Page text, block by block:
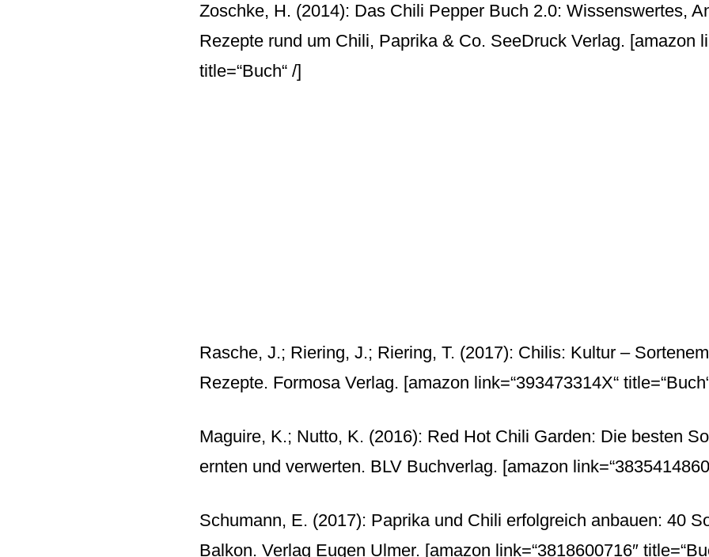
Zoschke, H. (2014): Das Chili Pepper Buch 2.0: Wissenswertes,
Rezepte rund um Chili, Paprika & Co. SeeDruck Verlag. [amazon
title=“Buch“ /]
Rasche, J.; Riering, J.; Riering, T. (2017): Chilis: Kultur –
Rezepte. Formosa Verlag. [amazon link=“393473314X“
Maguire, K.; Nutto, K. (2016): Red Hot Chili Garden: Die besten
ernten und verwerten. BLV Buchverlag. [amazon
Schumann, E. (2017): Paprika und Chili erfolgreich anbauen: 40
Balkon. Verlag Eugen Ulmer. [amazon link=“3818600716″